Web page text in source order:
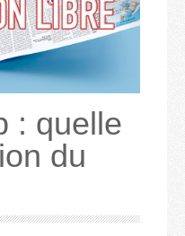
: quelle
du